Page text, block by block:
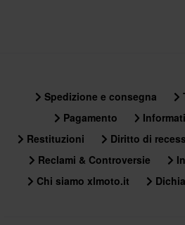
Spedizione e consegna
Pagamento
Restituzioni
Diritto di
Reclami & Controversie
Chi siamo xlmoto.it